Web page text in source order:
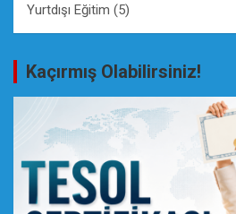
Yurtdışı Eğitim (5)
Kaçırmış Olabilirsiniz!